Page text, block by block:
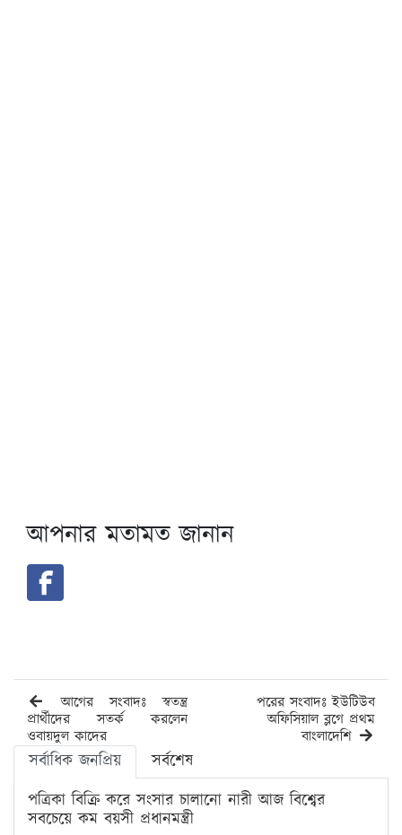
আপনার মতামত জানান
আগের সংবাদঃ স্বতন্ত্র
প্রার্থীদের সতর্ক করলেন
ওবায়দুল কাদের
পরের সংবাদঃ ইউটিউব
অফিসিয়াল ব্লগে প্রথম
বাংলাদেশি
সর্বাধিক জনপ্রিয়
সর্বশেষ
পত্রিকা বিক্রি করে সংসার চালানো নারী আজ বিশ্বের
সবচেয়ে কম বয়সী প্রধানমন্ত্রী